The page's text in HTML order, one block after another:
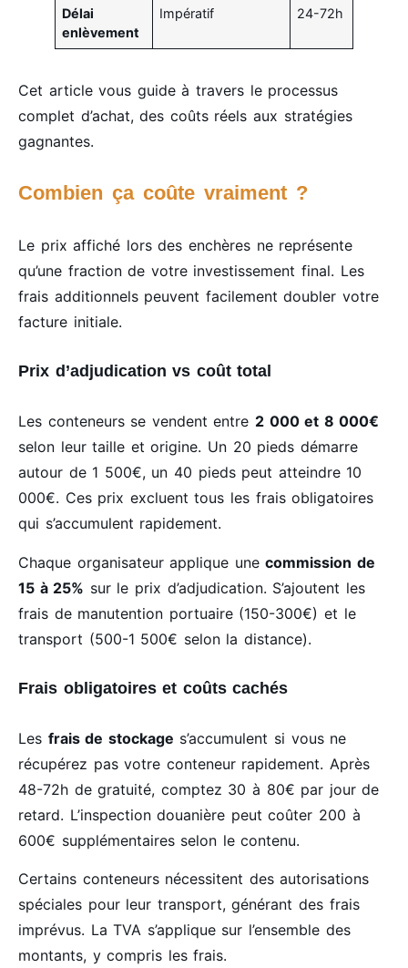
Délai
enlèvement
Impératif 24-72h
Cet article vous guide à travers le processus
complet d’achat, des coûts réels aux stratégies
gagnantes.
Combien ça coûte vraiment ?
Le prix affiché lors des enchères ne représente
qu’une fraction de votre investissement final. Les
frais additionnels peuvent facilement doubler votre
facture initiale.
Prix d’adjudication vs coût total
Les conteneurs se vendent entre 2 000 et 8 000€
selon leur taille et origine. Un 20 pieds démarre
autour de 1 500€, un 40 pieds peut atteindre 10
000€. Ces prix excluent tous les frais obligatoires
qui s’accumulent rapidement.
Chaque organisateur applique unecommission de
15 à 25% sur le prix d’adjudication. S’ajoutent les
frais de manutention portuaire (150-300€) et le
transport (500-1 500€ selon la distance).
Frais obligatoires et coûts cachés
Les frais de stockage s’accumulent si vous ne
récupérez pas votre conteneur rapidement. Après
48-72h de gratuité, comptez 30 à 80€ par jour de
retard. L’inspection douanière peut coûter 200 à
600€ supplémentaires selon le contenu.
Certains conteneurs nécessitent des autorisations
spéciales pour leur transport, générant des frais
imprévus. La TVA s’applique sur l’ensemble des
montants, y compris les frais.